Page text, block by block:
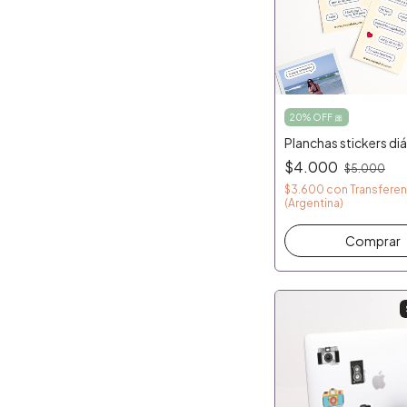
20% OFF 🎀
Planchas stickers
$4.000 $5.000
$3.600 con
(Argentina)